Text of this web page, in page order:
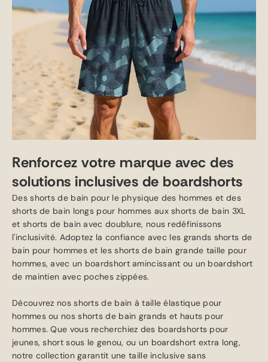
Renforcez votre marque avec des
solutions inclusives de boardshorts
Des shorts de bain pour le physique des hommes et des
shorts de bain longs pour hommes aux shorts de bain 3XL
et shorts de bain avec doublure, nous redéfinissons
l'inclusivité. Adoptez la confiance avec les grands shorts de
bain pour hommes et les shorts de bain grande taille pour
hommes, avec un boardshort amincissant ou un boardshort
de maintien avec poches zippées.
Découvrez nos shorts de bain à taille élastique pour
hommes ou nos shorts de bain grands et hauts pour
hommes. Que vous recherchiez des boardshorts pour
jeunes, short sous le genou, ou un boardshort extra long,
notre collection garantit une taille inclusive sans